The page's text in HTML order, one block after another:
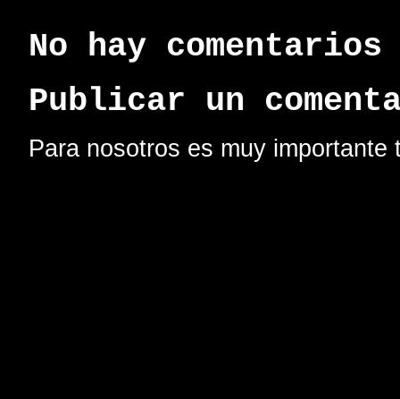
No hay
Publicar un
Para nosotros es muy